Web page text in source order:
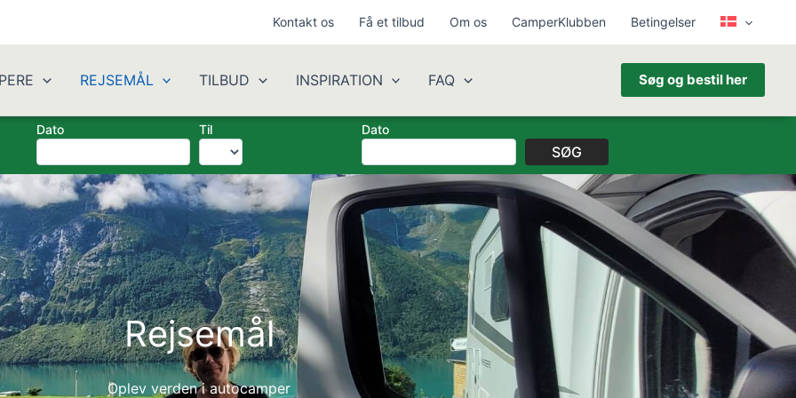
Kontakt os Få et tilbud Om os CamperKlubben Betingelser
REJSEMÅL TILBUD INSPIRATION FAQ Søg og bestil her
Dato Til Dato
SØG
Rejsemål
Oplev verden i autocamper